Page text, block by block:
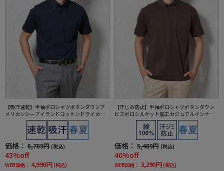
【吸汗速乾】半袖ポロシャツボタンダウンア
メリカンシーアイランドコットンドライカジ
ュアルインナー無地春夏
価格： 8,789円 (税込)
43%off
WEB価格： 4,990円 (税込)
【汗じみ防止】半袖ポロシャツボタンダウン
ビズポロシルケット加工カジュアルインナー
無地TOKYORUN春夏
価格： 5,489円 (税込)
40%off
WEB価格： 3,290円 (税込)